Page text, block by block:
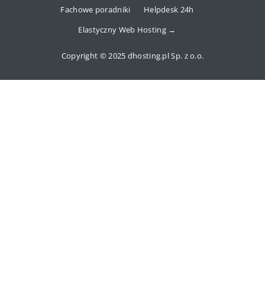
Fachowe poradniki
Helpdesk 24h
Elastyczny Web Hosting →
Copyright © 2025 dhosting.pl Sp. z o.o.